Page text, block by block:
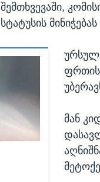
შემთხვევაში,
სტატუსის
ფრთის
მან